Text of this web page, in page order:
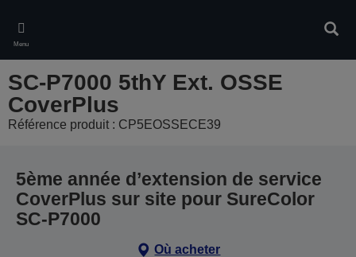
main
content
Menu
SC-P7000 5thY Ext. OSSE
CoverPlus
Référence produit : CP5EOSSECE39
5ème année d’extension de service
CoverPlus sur site pour SureColor
SC-P7000
Où acheter